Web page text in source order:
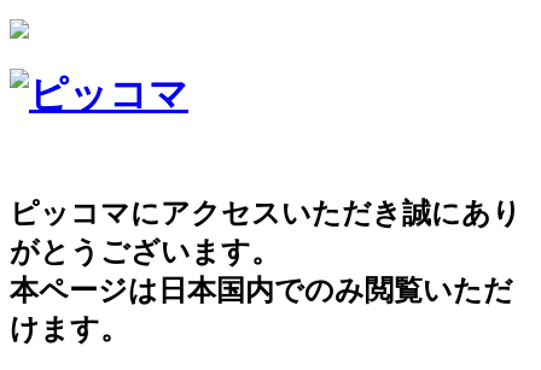
ピッコマにアクセスいただき誠にあり
がとうございます。
本ページは日本国内でのみ閲覧いただ
けます。